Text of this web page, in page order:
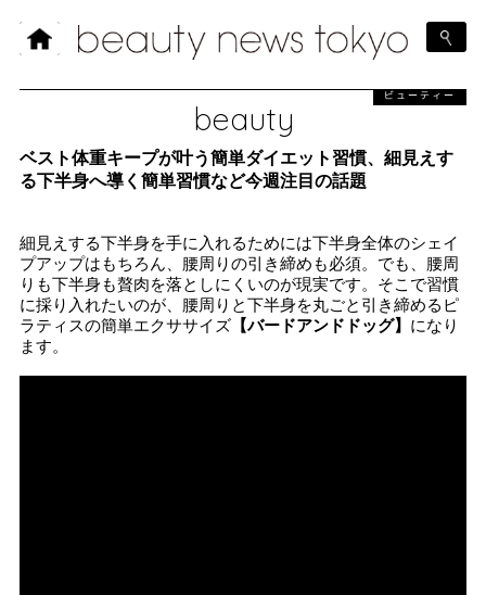
beauty
ビューティー
ベスト体重キープが叶う簡単ダイエット習慣、細見えす
る下半身へ導く簡単習慣など今週注目の話題
細見えする下半身を手に入れるためには下半身全体のシェイ
プアップはもちろん、腰周りの引き締めも必須。でも、腰周
りも下半身も贅肉を落としにくいのが現実です。そこで習慣
に採り入れたいのが、腰周りと下半身を丸ごと引き締めるピ
ラティスの簡単エクササイズ 【バードアンドドッグ】 になり
ます。